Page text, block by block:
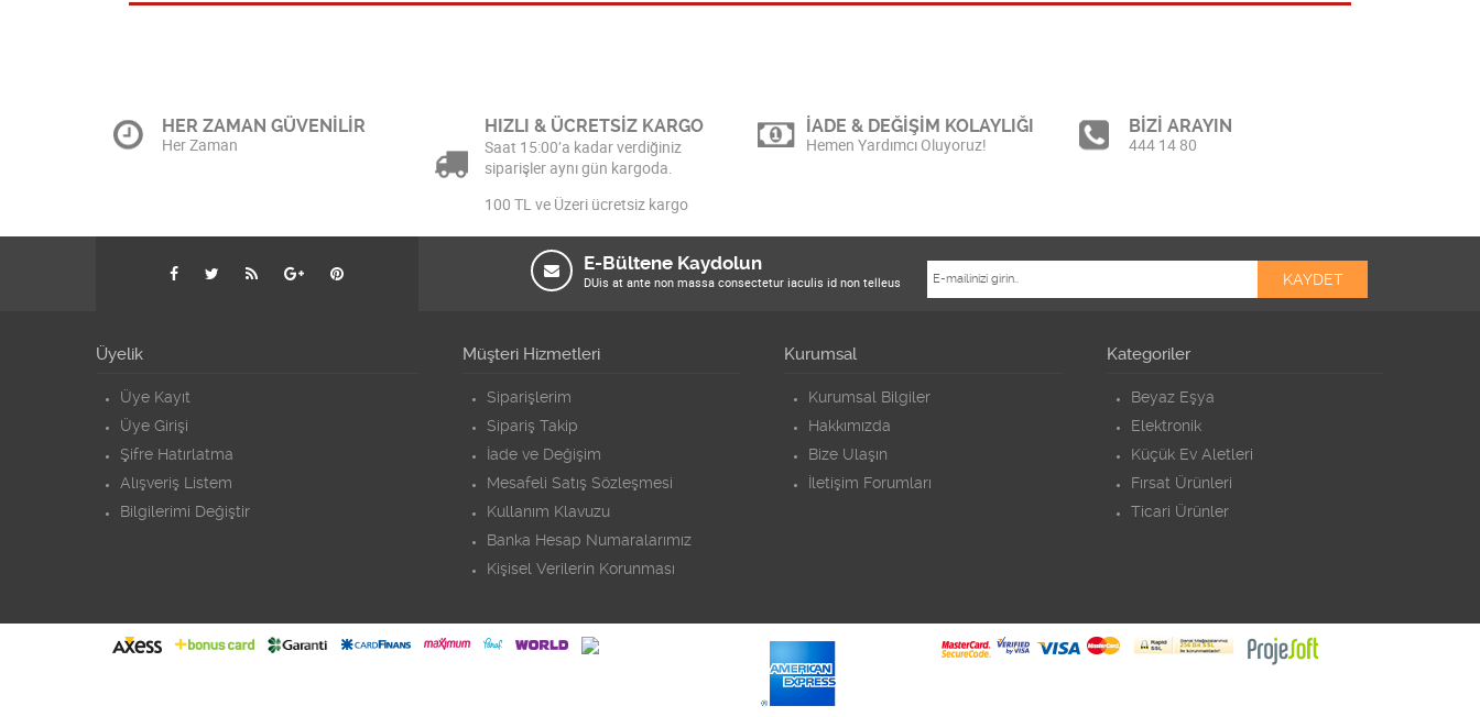
HER ZAMAN GÜVENİLİR
Her Zaman
HIZLI & ÜCRETSİZ KARGO
Saat 15:00’a kadar verdiğiniz
siparişler aynı gün kargoda.
100 TL ve Üzeri ücretsiz kargo
İADE & DEĞİŞİM KOLAYLIĞI
Hemen Yardımcı Oluyoruz!
BİZİ ARAYIN
444 14 80
E-Bültene Kaydolun
DUis at ante non massa consectetur iaculis id non telleus
Üyelik
Üye Kayıt
Üye Girişi
Şifre Hatırlatma
Alışveriş Listem
Bilgilerimi Değiştir
Müşteri Hizmetleri
Siparişlerim
Sipariş Takip
İade ve Değişim
Mesafeli Satış Sözleşmesi
Kullanım Klavuzu
Banka Hesap Numaralarımız
Kişisel Verilerin Korunması
Kurumsal
Kurumsal Bilgiler
Hakkımızda
Bize Ulaşın
İletişim Forumları
Kategoriler
Beyaz Eşya
Elektronik
Küçük Ev Aletleri
Fırsat Ürünleri
Ticari Ürünler